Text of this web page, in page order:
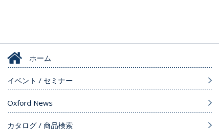
ホーム
イベント / セミナー
Oxford News
カタログ / 商品検索